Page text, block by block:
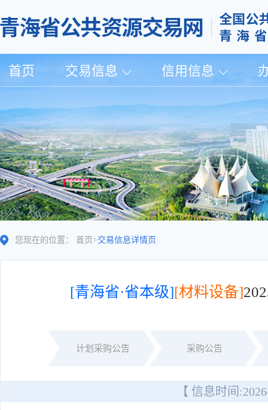
首页 交易信息 信用信息
您现在的位置： 首页 >交易信息详情页
[青海省·省本级][材料设备]
计划采购公告 采购公告
【 信息时间: